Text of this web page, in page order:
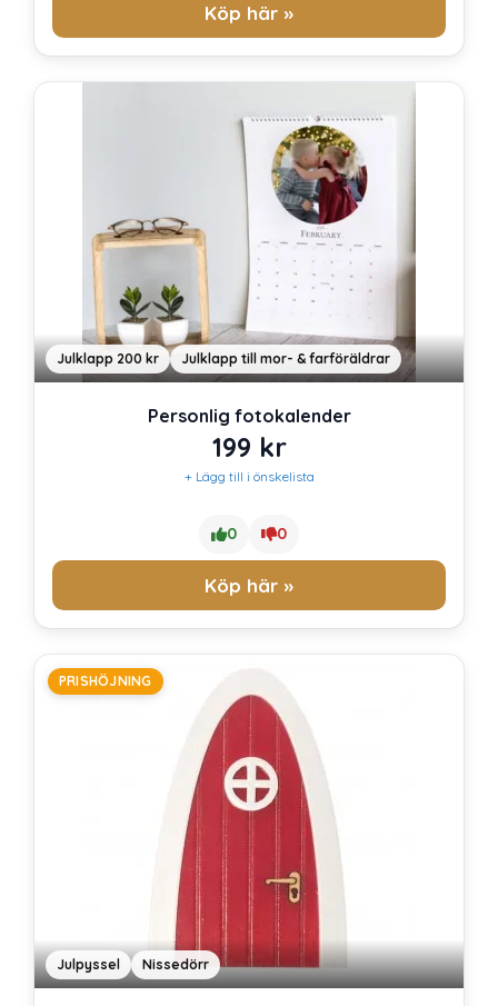
Köp här »
Julklapp 200 kr Julklapp till mor- & farföräldrar
Personlig fotokalender
199 kr
+ Lägg till i önskelista
0 0
Köp här »
PRISHÖJNING
Julpyssel Nissedörr